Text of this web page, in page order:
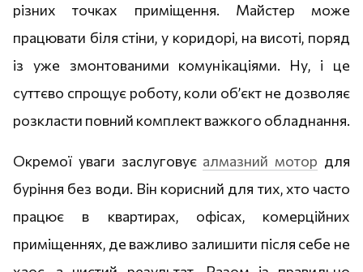
різних точках приміщення. Майстер може
працювати біля стіни, у коридорі, на висоті, поряд
із уже змонтованими комунікаціями. Ну, і це
суттєво спрощує роботу, коли об’єкт не дозволяє
розкласти повний комплект важкого обладнання.
Окремої уваги заслуговує алмазний мотор для
буріння без води. Він корисний для тих, хто часто
працює в квартирах, офісах, комерційних
приміщеннях, де важливо залишити після себе не